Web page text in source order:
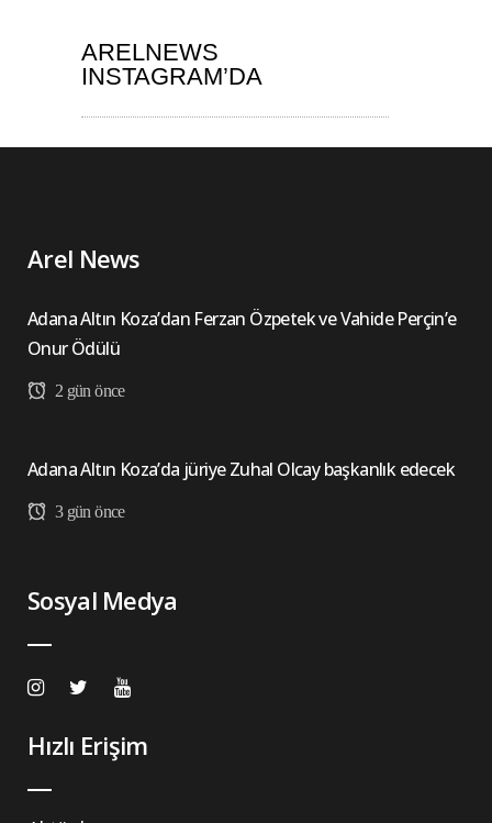
ARELNEWS
INSTAGRAM’DA
Arel News
Adana Altın Koza’dan Ferzan Özpetek ve Vahide Perçin’e
Onur Ödülü
2 gün önce
Adana Altın Koza’da jüriye Zuhal Olcay başkanlık edecek
3 gün önce
Sosyal Medya
Hızlı Erişim